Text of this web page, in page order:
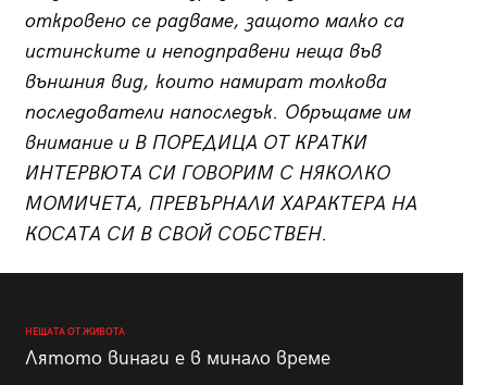
откровено се радваме, защото малко са
истинските и неподправени неща във
външния вид, които намират толкова
последователи напоследък. Обръщаме им
внимание и В ПОРЕДИЦА ОТ КРАТКИ
ИНТЕРВЮТА СИ ГОВОРИМ С НЯКОЛКО
МОМИЧЕТА, ПРЕВЪРНАЛИ ХАРАКТЕРА НА
КОСАТА СИ В СВОЙ СОБСТВЕН.
НЕЩАТА ОТ ЖИВОТА
Лятото винаги е в минало време